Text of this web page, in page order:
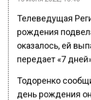
Телеведущая
рождения
оказалось, ей
передает «7
Тодоренко
день рождения